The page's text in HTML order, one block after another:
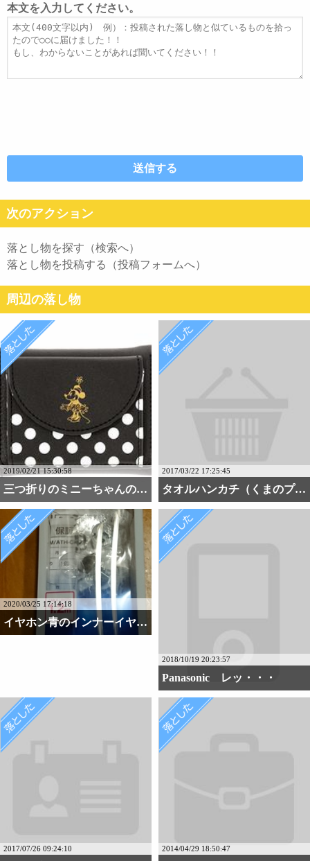
レ
ス
ト
ル
本文を入力してください。
本
文
次のアクション
落とし物を探す（検索へ）
落とし物を投稿する（投稿フォームへ）
周辺の落し物
2019/02/21 15:30:58
三つ折りのミニーちゃんの・・・
2017/03/22 17:25:45
タオルハンカチ（くまのプ・・・
2020/03/25 17:14:18
イヤホン青のインナーイヤ・・・
2018/10/19 20:23:57
Panasonic レッ・・・
2017/07/26 09:24:10 2014/04/29 18:50:47